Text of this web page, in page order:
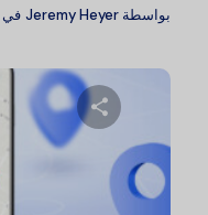
بواسطة Jeremy Heyer في
شارك